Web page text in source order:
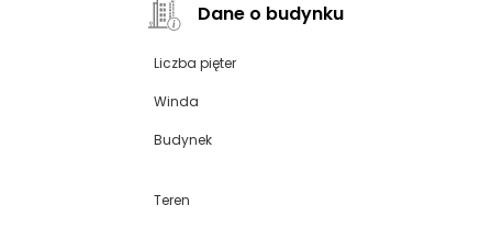
Dane o budynku
Liczba pięter
Winda
Budynek
Teren